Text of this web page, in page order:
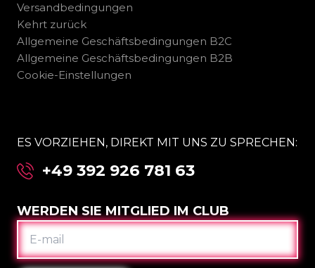
Versandbedingungen
Kehrt zurück
Allgemeine Geschäftsbedingungen B2C
Allgemeine Geschäftsbedingungen B2B
Cookie-Einstellungen
ES VORZIEHEN, DIREKT MIT UNS ZU SPRECHEN:
+49 392 926 781 63
WERDEN SIE MITGLIED IM CLUB
E-
MAIL